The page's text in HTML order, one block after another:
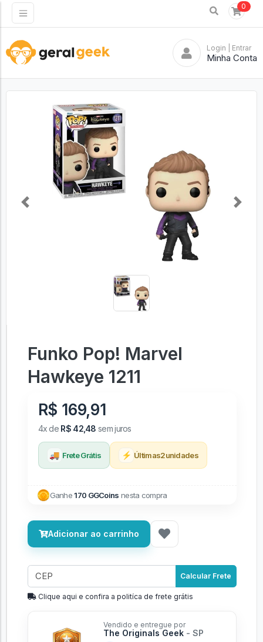
0
Login | Entrar
Minha Conta
Previous Next
Funko Pop! Marvel
Hawkeye 1211
R$ 169,91
4x de R$ 42,48 sem juros
🚚 Frete Grátis ⚡ Últimas2unidades
Ganhe170 GGCoins nesta compra
Adicionar ao carrinho
Calcular Frete
Clique aqui e confira a politíca de frete grátis
Vendido e entregue por
The Originals Geek - SP